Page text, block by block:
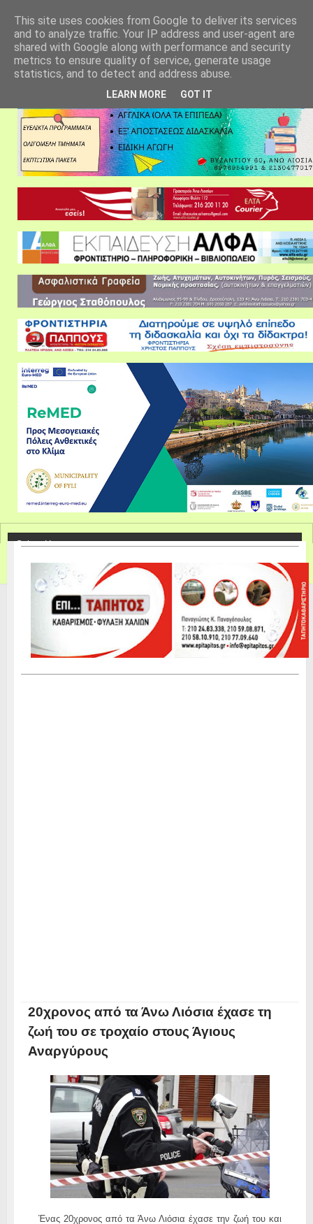
20χρονος από τα Άνω Λιόσια έχασε τη
ζωή του σε τροχαίο στους Άγιους
Αναργύρους
Ένας 20χρονος από τα Άνω Λιόσια έχασε την ζωή του και
This site uses cookies from Google to deliver its services
and to analyze traffic. Your IP address and user-agent are
shared with Google along with performance and security
metrics to ensure quality of service, generate usage
statistics, and to detect and address abuse.
LEARN MORE GOT IT